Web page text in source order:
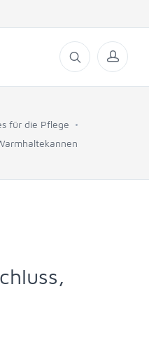
für die Pflege